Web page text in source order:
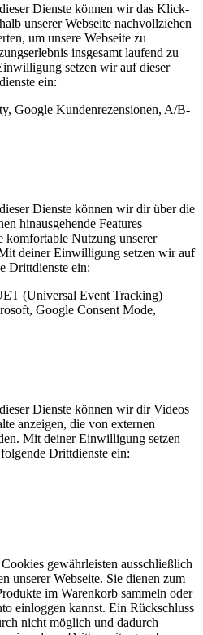
Dienste können wir das Klick-
unserer Webseite nachvollziehen
um unsere Webseite zu
insgesamt laufend zu
setzen wir auf dieser
ein:
Google Kundenrezensionen, A/B-
Dienste können wir dir über die
hinausgehende Features
komfortable Nutzung unserer
deiner Einwilligung setzen wir auf
Drittdienste ein:
(Universal Event Tracking)
Google Consent Mode,
Dienste können wir dir Videos
anzeigen, die von externen
Mit deiner Einwilligung setzen
Drittdienste ein:
gewährleisten ausschließlich
unserer Webseite. Sie dienen zum
im Warenkorb sammeln oder
einloggen kannst. Ein Rückschluss
nicht möglich und dadurch